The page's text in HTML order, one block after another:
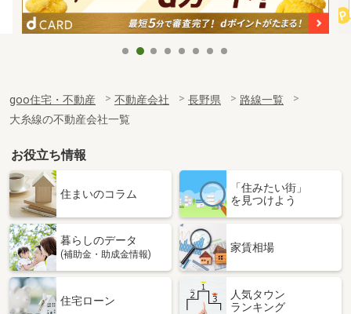
goo住宅・不動産 不動産会社 長野県
路線一覧
大糸線の不動産会社一覧
お役立ち情報
住まいのコラム
「住みたい街」
を見つけよう
暮らしのデータ
(補助金・助成金情報)
家賃相場
住宅ローン
人気タウン
ランキング